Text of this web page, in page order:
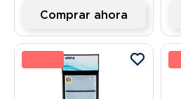
Comprar ahora
8